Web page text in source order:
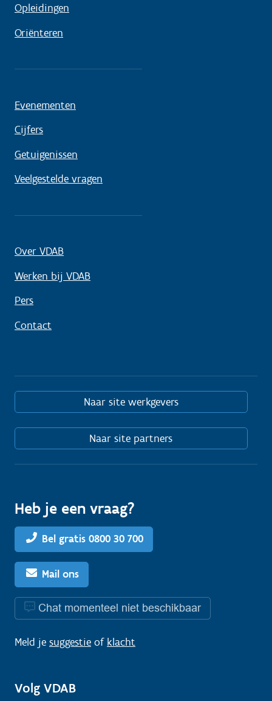
Opleidingen
Oriënteren
Evenementen
Cijfers
Getuigenissen
Veelgestelde vragen
Over VDAB
Werken bij VDAB
Pers
Contact
Naar site werkgevers
Naar site partners
Heb je een vraag?
Bel gratis 0800 30 700
Mail ons
Chat momenteel niet beschikbaar
Meld je suggestie of klacht
Volg VDAB